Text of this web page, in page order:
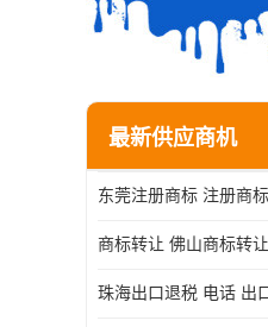
最新供应商机
东莞注册商标 注册商
商标转让 佛山商标转
珠海出口退税 电话 出